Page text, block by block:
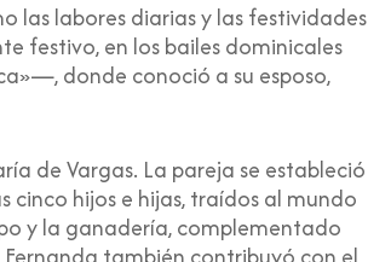
las labores diarias y las festividades
festivo, en los bailes dominicales
donde conoció a su esposo,
de Vargas. La pareja se estableció
cinco hijos e hijas, traídos al mundo
y la ganadería, complementado